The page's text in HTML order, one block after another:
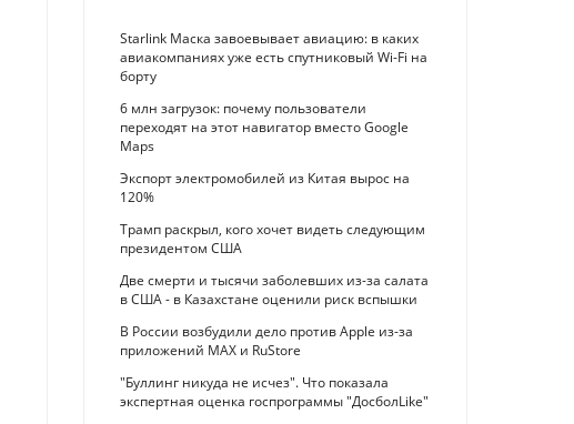
Starlink Маска завоевывает авиацию: в каких
авиакомпаниях уже есть спутниковый Wi-Fi на
борту
6 млн загрузок: почему пользователи
переходят на этот навигатор вместо Google
Maps
Экспорт электромобилей из Китая вырос на
120%
Трамп раскрыл, кого хочет видеть следующим
президентом США
Две смерти и тысячи заболевших из-за салата
в США - в Казахстане оценили риск вспышки
В России возбудили дело против Apple из-за
приложений MAX и RuStore
"Буллинг никуда не исчез". Что показала
экспертная оценка госпрограммы "ДосболLike"